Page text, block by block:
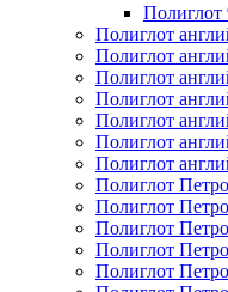
Полиглот
Полиглот
Полиглот
Полиглот
Полиглот
Полиглот
Полиглот
Полиглот
Полиглот
Полиглот
Полиглот
Полиглот
Полиглот